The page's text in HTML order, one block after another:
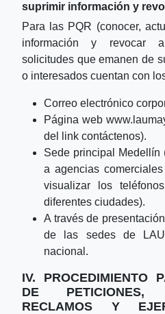
suprimir información y
Para las PQR (conocer,
información y revocar
solicitudes que emanen de
o interesados cuentan con
Correo electrónico
Página web
del link contáctenos).
Sede principal Medellín
a agencias
visualizar los
diferentes ciudades).
A través de
de las sedes de
nacional.
IV. PROCEDIMIENTO
DE PETICIONES,
RECLAMOS Y